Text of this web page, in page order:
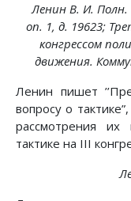
Ленин В. И.
on. 1, д. 19623;
конгрессом
движения.
Ленин пишет
вопросу о
рассмотрения их
тактике на III